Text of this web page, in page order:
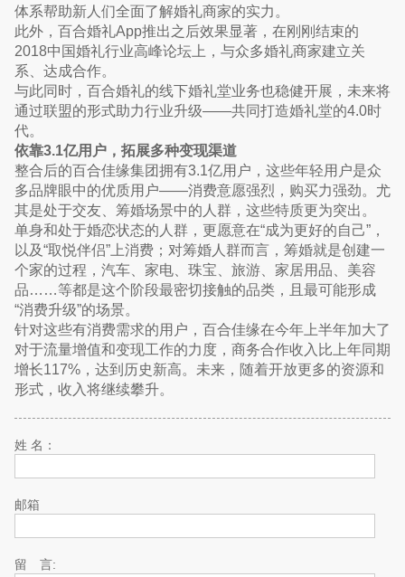
体系帮助新人们全面了解婚礼商家的实力。
此外，百合婚礼App推出之后效果显著，在刚刚结束的
2018中国婚礼行业高峰论坛上，与众多婚礼商家建立关
系、达成合作。
与此同时，百合婚礼的线下婚礼堂业务也稳健开展，未来将
通过联盟的形式助力行业升级——共同打造婚礼堂的4.0时
代。
依靠3.1亿用户，拓展多种变现渠道
整合后的百合佳缘集团拥有3.1亿用户，这些年轻用户是众
多品牌眼中的优质用户——消费意愿强烈，购买力强劲。尤
其是处于交友、筹婚场景中的人群，这些特质更为突出。
单身和处于婚恋状态的人群，更愿意在“成为更好的自己”，
以及“取悦伴侣”上消费；对筹婚人群而言，筹婚就是创建一
个家的过程，汽车、家电、珠宝、旅游、家居用品、美容
品……等都是这个阶段最密切接触的品类，且最可能形成
“消费升级”的场景。
针对这些有消费需求的用户，百合佳缘在今年上半年加大了
对于流量增值和变现工作的力度，商务合作收入比上年同期
增长117%，达到历史新高。未来，随着开放更多的资源和
形式，收入将继续攀升。
姓 名：
邮箱
留 言: